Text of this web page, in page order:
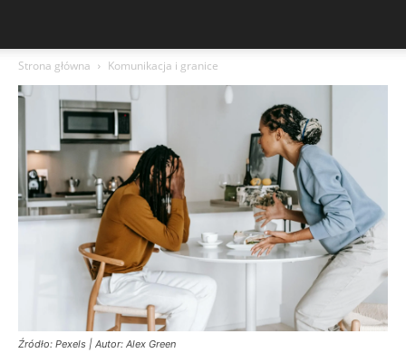
Strona główna Komunikacja i granice
Źródło: Pexels | Autor: Alex Green